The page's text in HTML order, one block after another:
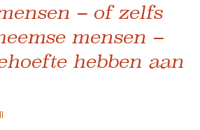
– of zelfs
mensen –
hebben aan